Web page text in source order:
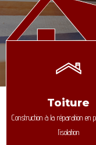
Toiture
Construction à la réparation en
l’isolation